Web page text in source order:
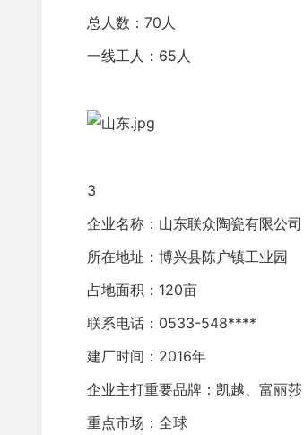
总人数：70人
一线工人：65人
3
企业名称：山东联众陶瓷有限公司
所在地址：博兴县陈户镇工业园
占地面积：120亩
联系电话：0533-548****
建厂时间：2016年
企业主打重要品牌：凯越、富丽莎
重点市场：全球